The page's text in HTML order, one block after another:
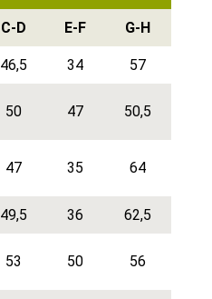
C-D E-F G-H
46,5 34 57
50 47 50,5
47 35 64
49,5 36 62,5
53 50 56